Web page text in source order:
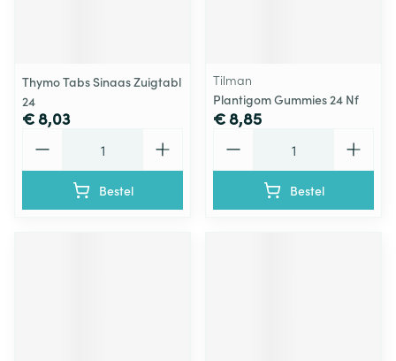
Thymo Tabs Sinaas Zuigtabl
24
€ 8,03
Bestel
Tilman
Plantigom Gummies 24 Nf
€ 8,85
Bestel